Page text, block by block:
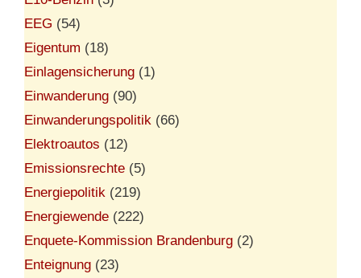
EEG (54)
Eigentum (18)
Einlagensicherung (1)
Einwanderung (90)
Einwanderungspolitik (66)
Elektroautos (12)
Emissionsrechte (5)
Energiepolitik (219)
Energiewende (222)
Enquete-Kommission Brandenburg (2)
Enteignung (23)